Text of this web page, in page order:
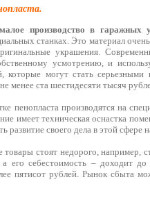
производство в гаражных
станках. Это материал
украшения.
усмотрению, и
которые могут стать серьезными
менее ста шестидесяти тысяч
пенопласта производятся на
имеет техническая оснастка
развитие своего дела в этой
товары стоят недорого, например,
а его себестоимость – доходит
пятисот рублей. Рынок сбыта